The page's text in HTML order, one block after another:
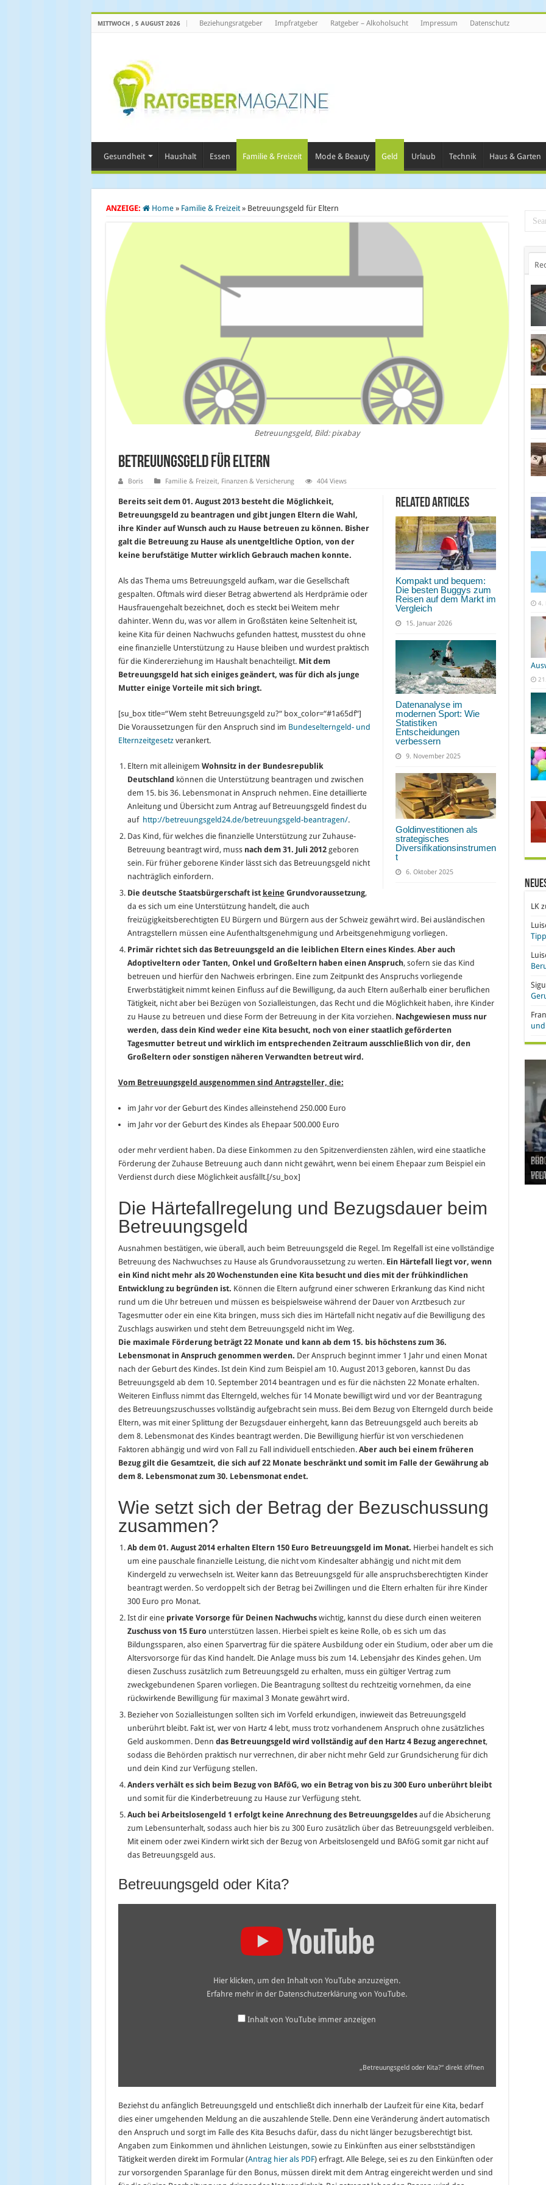
MITTWOCH , 5 AUGUST 2026 Beziehungsratgeber Impfratgeber Ratgeber – Alkoholsucht Impressum Datenschutz
Gesundheit Haushalt Essen Familie & Freizeit Mode & Beauty Geld Urlaub Technik Haus & Garten
ANZEIGE: Home » Familie & Freizeit » Betreuungsgeld für Eltern
Betreuungsgeld, Bild: pixabay
Betreuungsgeld für Eltern
Boris Familie & Freizeit, Finanzen & Versicherung 404 Views
Related Articles
Kompakt und bequem:
Die besten Buggys zum
Reisen auf dem Markt im
Vergleich
15. Januar 2026
Datenanalyse im
modernen Sport: Wie
Statistiken
Entscheidungen
verbessern
9. November 2025
Goldinvestitionen als
strategisches
Diversifikationsinstrumen
t
6. Oktober 2025
Bereits seit dem 01. August 2013 besteht die Möglichkeit,
Betreuungsgeld zu beantragen und gibt jungen Eltern die Wahl,
ihre Kinder auf Wunsch auch zu Hause betreuen zu können. Bisher
galt die Betreuung zu Hause als unentgeltliche Option, von der
keine berufstätige Mutter wirklich Gebrauch machen konnte.
Als das Thema ums Betreuungsgeld aufkam, war die Gesellschaft
gespalten. Oftmals wird dieser Betrag abwertend als Herdprämie oder
Hausfrauengehalt bezeichnet, doch es steckt bei Weitem mehr
dahinter. Wenn du, was vor allem in Großstäten keine Seltenheit ist,
keine Kita für deinen Nachwuchs gefunden hattest, musstest du ohne
eine finanzielle Unterstützung zu Hause bleiben und wurdest praktisch
für die Kindererziehung im Haushalt benachteiligt. Mit dem
Betreuungsgeld hat sich einiges geändert, was für dich als junge
Mutter einige Vorteile mit sich bringt.
[su_box title=“Wem steht Betreuungsgeld zu?“ box_color=“#1a65df“]
Die Voraussetzungen für den Anspruch sind im Bundeselterngeld- und
Elternzeitgesetzverankert.
Eltern mit alleinigem Wohnsitz in der Bundesrepublik
Deutschland können die Unterstützung beantragen und zwischen
dem 15. bis 36. Lebensmonat in Anspruch nehmen. Eine detaillierte
Anleitung und Übersicht zum Antrag auf Betreuungsgeld findest du
auf http://betreuungsgeld24.de/betreuungsgeld-beantragen/.
Das Kind, für welches die finanzielle Unterstützung zur Zuhause-
Betreuung beantragt wird, muss nach dem 31. Juli 2012geboren
sein. Für früher geborene Kinder lässt sich das Betreuungsgeld nicht
nachträglich einfordern.
Die deutsche Staatsbürgerschaft ist keine Grundvoraussetzung,
da es sich um eine Unterstützung handelt, die auch
freizügigkeitsberechtigten EU Bürgern und Bürgern aus der Schweiz gewährt wird. Bei ausländischen
Antragstellern müssen eine Aufenthaltsgenehmigung und Arbeitsgenehmigung vorliegen.
Primär richtet sich das Betreuungsgeld an die leiblichen Eltern eines Kindes. Aber auch
Adoptiveltern oder Tanten, Onkel und Großeltern haben einen Anspruch, sofern sie das Kind
betreuen und hierfür den Nachweis erbringen. Eine zum Zeitpunkt des Anspruchs vorliegende
Erwerbstätigkeit nimmt keinen Einfluss auf die Bewilligung, da auch Eltern außerhalb einer beruflichen
Tätigkeit, nicht aber bei Bezügen von Sozialleistungen, das Recht und die Möglichkeit haben, ihre Kinder
zu Hause zu betreuen und diese Form der Betreuung in der Kita vorziehen. Nachgewiesen muss nur
werden, dass dein Kind weder eine Kita besucht, noch von einer staatlich geförderten
Tagesmutter betreut und wirklich im entsprechenden Zeitraum ausschließlich von dir, den
Großeltern oder sonstigen näheren Verwandten betreut wird.
Vom Betreuungsgeld ausgenommen sind Antragsteller, die:
im Jahr vor der Geburt des Kindes alleinstehend 250.000 Euro
im Jahr vor der Geburt des Kindes als Ehepaar 500.000 Euro
oder mehr verdient haben. Da diese Einkommen zu den Spitzenverdiensten zählen, wird eine staatliche
Förderung der Zuhause Betreuung auch dann nicht gewährt, wenn bei einem Ehepaar zum Beispiel ein
Verdienst durch diese Möglichkeit ausfällt.[/su_box]
Die Härtefallregelung und Bezugsdauer beim
Betreuungsgeld
Ausnahmen bestätigen, wie überall, auch beim Betreuungsgeld die Regel. Im Regelfall ist eine vollständige
Betreuung des Nachwuchses zu Hause als Grundvoraussetzung zu werten. Ein Härtefall liegt vor, wenn
ein Kind nicht mehr als 20 Wochenstunden eine Kita besucht und dies mit der frühkindlichen
Entwicklung zu begründen ist. Können die Eltern aufgrund einer schweren Erkrankung das Kind nicht
rund um die Uhr betreuen und müssen es beispielsweise während der Dauer von Arztbesuch zur
Tagesmutter oder ein eine Kita bringen, muss sich dies im Härtefall nicht negativ auf die Bewilligung des
Zuschlags auswirken und steht dem Betreuungsgeld nicht im Weg.
Die maximale Förderung beträgt 22 Monate und kann ab dem 15. bis höchstens zum 36.
Lebensmonat in Anspruch genommen werden. Der Anspruch beginnt immer 1 Jahr und einen Monat
nach der Geburt des Kindes. Ist dein Kind zum Beispiel am 10. August 2013 geboren, kannst Du das
Betreuungsgeld ab dem 10. September 2014 beantragen und es für die nächsten 22 Monate erhalten.
Weiteren Einfluss nimmt das Elterngeld, welches für 14 Monate bewilligt wird und vor der Beantragung
des Betreuungszuschusses vollständig aufgebracht sein muss. Bei dem Bezug von Elterngeld durch beide
Eltern, was mit einer Splittung der Bezugsdauer einhergeht, kann das Betreuungsgeld auch bereits ab
dem 8. Lebensmonat des Kindes beantragt werden. Die Bewilligung hierfür ist von verschiedenen
Faktoren abhängig und wird von Fall zu Fall individuell entschieden. Aber auch bei einem früheren
Bezug gilt die Gesamtzeit, die sich auf 22 Monate beschränkt und somit im Falle der Gewährung ab
dem 8. Lebensmonat zum 30. Lebensmonat endet.
Wie setzt sich der Betrag der Bezuschussung
zusammen?
Ab dem 01. August 2014 erhalten Eltern 150 Euro Betreuungsgeld im Monat. Hierbei handelt es sich
um eine pauschale finanzielle Leistung, die nicht vom Kindesalter abhängig und nicht mit dem
Kindergeld zu verwechseln ist. Weiter kann das Betreuungsgeld für alle anspruchsberechtigten Kinder
beantragt werden. So verdoppelt sich der Betrag bei Zwillingen und die Eltern erhalten für ihre Kinder
300 Euro pro Monat.
Ist dir eine private Vorsorge für Deinen Nachwuchswichtig, kannst du diese durch einen weiteren
Zuschuss von 15 Euro unterstützen lassen. Hierbei spielt es keine Rolle, ob es sich um das
Bildungssparen, also einen Sparvertrag für die spätere Ausbildung oder ein Studium, oder aber um die
Altersvorsorge für das Kind handelt. Die Anlage muss bis zum 14. Lebensjahr des Kindes gehen. Um
diesen Zuschuss zusätzlich zum Betreuungsgeld zu erhalten, muss ein gültiger Vertrag zum
zweckgebundenen Sparen vorliegen. Die Beantragung solltest du rechtzeitig vornehmen, da eine
rückwirkende Bewilligung für maximal 3 Monate gewährt wird.
Bezieher von Sozialleistungen sollten sich im Vorfeld erkundigen, inwieweit das Betreuungsgeld
unberührt bleibt. Fakt ist, wer von Hartz 4 lebt, muss trotz vorhandenem Anspruch ohne zusätzliches
Geld auskommen. Denn das Betreuungsgeld wird vollständig auf den Hartz 4 Bezug angerechnet,
sodass die Behörden praktisch nur verrechnen, dir aber nicht mehr Geld zur Grundsicherung für dich
und dein Kind zur Verfügung stellen.
Anders verhält es sich beim Bezug von BAföG, wo ein Betrag von bis zu 300 Euro unberührt bleibt
und somit für die Kinderbetreuung zu Hause zur Verfügung steht.
Auch bei Arbeitslosengeld 1 erfolgt keine Anrechnung des Betreuungsgeldesauf die Absicherung
zum Lebensunterhalt, sodass auch hier bis zu 300 Euro zusätzlich über das Betreuungsgeld verbleiben.
Mit einem oder zwei Kindern wirkt sich der Bezug von Arbeitslosengeld und BAföG somit gar nicht auf
das Betreuungsgeld aus.
Betreuungsgeld oder Kita?
Hier klicken, um den Inhalt von YouTube anzuzeigen.
Erfahre mehr in der Datenschutzerklärung von YouTube.
Inhalt von YouTube immer anzeigen
„Betreuungsgeld oder Kita?“ direkt öffnen
Beziehst du anfänglich Betreuungsgeld und entschließt dich innerhalb der Laufzeit für eine Kita, bedarf
dies einer umgehenden Meldung an die auszahlende Stelle. Denn eine Veränderung ändert automatisch
den Anspruch und sorgt im Falle des Kita Besuchs dafür, dass du nicht länger bezugsberechtigt bist.
Angaben zum Einkommen und ähnlichen Leistungen, sowie zu Einkünften aus einer selbstständigen
Tätigkeit werden direkt im Formular (Antrag hier als PDF) erfragt. Alle Belege, sei es zu den Einkünften oder
zur vorsorgenden Sparanlage für den Bonus, müssen direkt mit dem Antrag eingereicht werden und sind
4.
LK
und
Pro